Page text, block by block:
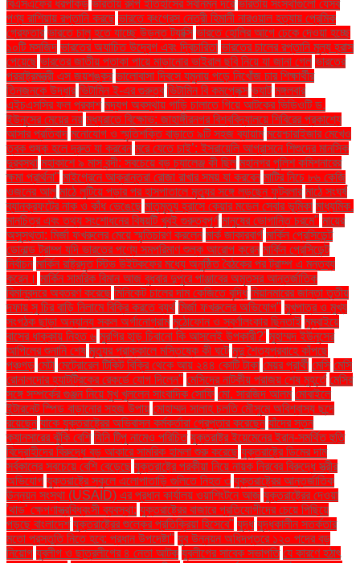
বিএসএফের ধরপাকড় ভারতীয় রুপি ইতিহাসের সর্বনিম্ন দরে ভারতীয় সংস্থাগুলো যেসব
পণ্য রাশিয়ায় রপ্তানি করছে ভারতে কংগ্রেস নেত্রী হিমানী নারওয়াল হত্যায় প্রেমিক
গ্রেফতার ভারতে চালু হতে যাচ্ছে উড়ন্ত ট্যাক্সি ভারতে হোলির আগে ঢেকে দেওয়া হচ্ছে
১০টি মসজিদ ভারতের অযাচিত উদ্বেগ এবং দ্বিচারিতা ভারতের চালের রপ্তানি মূল্য হ্রাস
পেয়েছে ভারতের জাতীয় পতাকা পায়ে মাড়ানোর ভাইরাল ছবি নিয়ে যা জানা গেল ভারতের
পররাষ্ট্রমন্ত্রী এস জয়শঙ্কর ভালোবাসা দিবসে যমুনায় পড়ে নিখোঁজ চার শিক্ষার্থীর
তিনজনকে উদ্ধার ভিটামিন ই-এর গুরুত্ব ভিটামিন বি কমপ্লেক্স ভ্যাট মঙ্গলবার
এইচএসসির ফল প্রকাশ মদ্যপ অবস্থায় গাড়ি চালাতে গিয়ে আটকের ভিডিওটি ড.
ইউনূসের মেয়ের নয় মধ্যরাতে বিক্ষোভ: জাহাঙ্গীরনগর বিশ্ববিদ্যালয়ে শিবিরের প্রকাশ্যে
আসার প্রতিবাদ মনোযোগ ও স্মৃতিশক্তি বাড়াতে ৯টি সহজ ব্যায়াম ময়েশ্চারাইজার মেখেও
ত্বক শুষ্ক হলে দ্রুত যা করবেন মরে যেতে চাই’: ইসরায়েলি আগ্রাসনে শিশুদের মানসিক
দুরবস্থা মহাকাশে ৯ মাস বন্দী: সবচেয়ে বড় চ্যালেঞ্জ কী ছিল মহানগর পুলিশ কমিশনারের
ক্ষমা প্রার্থনা" মাইগ্রেনে আক্রান্তরা রোজা রাখার সময় যা করবেন মাটির নিচে ৮৬ কেজি
ওজনের আলু মাঠে লুটিয়ে পড়ার পর হাসপাতালে মৃত্যুর সঙ্গে লড়ছেন ফুটবলার মাঠে সংঘর্ষ
ব্যানক্রফটের নাক ও কাঁধ ভেঙেছে মাতৃমৃত্যু হ্রাসে কেয়ার মডেল সেবার ভূমিকা মাধ্যমিক.
মানচিত্র এবং তথ্য সংশোধনের বিষয়টি খুবই গুরুত্বপূর্ণ মানুষের ভোগান্তি চরমে" মায়ের
অসুস্থতা: মির্জা ফখরুলের মেয়ে স্মৃতিচারণ করলেন মার্ক জাকারবার্গ মার্কিন প্রেসিডেন্ট
ডোনাল্ড ট্রাম্প যদি ভারতের পণ্যে সমপরিমাণ শুল্ক আরোপ করেন মার্কিন প্রেসিডেন্ট
নির্বাচন মার্কিন রাষ্ট্রদূত স্টিভ উইটকফের মধ্যে অনুষ্ঠিত বৈঠকের পর ট্রাম্প এ মন্তব্য
করেন। মার্কিন সামরিক বিমান আজ বুধবার দুপুরে পাঞ্জাবের অমৃতসর আন্তর্জাতিক
বিমানবন্দরে অবতরণ করেছে মিনিকেট চালের দাম কেজিতে বৃদ্ধি মিয়ানমারের জান্তা তৃতীয়
দফায় সু চির বাড়ি নিলামে বিক্রি করতে ব্যর্থ মির্জা ফখরুলের অভিযোগ" মুখপাত্র ও মুখ্য
সংগঠক ছাড়া অন্যান্য সকল অর্গানোগ্রাম মুঠোফোন ও স্বর্ণালংকার ছিনতাই মুম্বাইয়ে
বাসের ধাক্কায় নিহত ৬ মুরগির হাড় চিবানো কি আসলেই উপকারী?' মুহাম্মদ ইউনূসের
আপিলের শুনানি শেষ মৃত্যুর প্রাক্কালে মস্তিষ্কে কী ঘটে মৃদু শৈত্যপ্রবাহে কাঁপছে
পঞ্চগড় মেটা মেট্রোরেল টিকিট বিক্রি থেকে আয় ২৪৪ কোটি টাকা মেয়র প্রার্থী মেসি মেসি
রোনালদোর হ্যাটট্রিকের রেকর্ডে যোগ দিলেন" মেসিদের নাটকীয় পরাজয় শেষ মুহূর্তে মেসির
সঙ্গে সম্পর্কের গুঞ্জন নিয়ে মুখ খুললেন সাংবাদিক সোফি মো. সারজিদ আলম মোবাইলে
ইন্টারনেট স্পিড বাড়ানোর সহজ উপায় মোহাম্মদ সালাহ চলতি মৌসুমে অবিশ্বাস্য ছন্দে
রয়েছেন যাকে যুক্তরাষ্ট্রের অভিবাসন কর্মকর্তারা গ্রেপ্তার করেছেন যাঁদের স্তন
ক্যানসারের ঝুঁকি বেশি যিনি টিপু নামেও পরিচিত যুক্তরাষ্ট্র ইয়েমেনের ইরান-সমর্থিত হুতি
বিদ্রোহীদের বিরুদ্ধে বড় আকারে সামরিক হামলা শুরু করেছে যুক্তরাষ্ট্রে ডিমের দাম
সর্বকালের সবচেয়ে বেশি বেড়েছে যুক্তরাষ্ট্রে পরকীয়া নিয়ে নায়ক নিরবের বিরুদ্ধে স্ত্রীর
অভিযোগ যুক্তরাষ্ট্রে স্কুলে এলোপাতাড়ি গুলিতে নিহত ৩ যুক্তরাষ্ট্রের আন্তর্জাতিক
উন্নয়ন সংস্থা (USAID) এর প্রধান কার্যালয় ওয়াশিংটনে আজ যুক্তরাষ্ট্রের দেওয়া
'থাড' ক্ষেপণাস্ত্রবিধ্বংসী ব্যবস্থা: যুক্তরাষ্ট্রের বাজারে প্রতিযোগীদের চেয়ে পিছিয়ে
পড়ছে বাংলাদেশ যুক্তরাষ্ট্রের শুল্কের প্রতিক্রিয়া হিসেবে" যুদ্ধ যুদ্ধকালীন সতর্কতার
মতো প্রস্তুতি নিতে হবে: প্রধান উপদেষ্টা" যুব উন্নয়ন অধিদপ্তরে ১২০ পদের বড়
নিয়োগ যুবলীগ ও ছাত্রলীগের ৪ নেতা আটক যুবলীগের সাবেক সভাপতি যে কারণে হঠাৎ